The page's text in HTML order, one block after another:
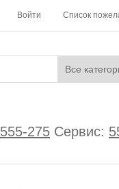
Войти Список
555-275 Сервис: